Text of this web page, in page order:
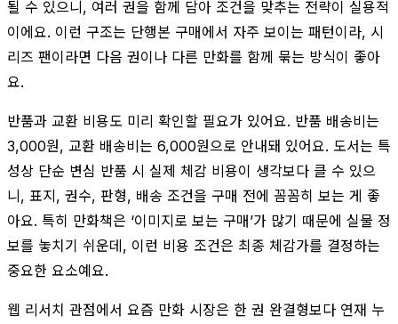
될 수 있으니, 여러 권을 함께 담아 조건을 맞추는 전략이 실용적
이에요. 이런 구조는 단행본 구매에서 자주 보이는 패턴이라, 시
리즈 팬이라면 다음 권이나 다른 만화를 함께 묶는 방식이 좋아
요.
반품과 교환 비용도 미리 확인할 필요가 있어요. 반품 배송비는
3,000원, 교환 배송비는 6,000원으로 안내돼 있어요. 도서는 특
성상 단순 변심 반품 시 실제 체감 비용이 생각보다 클 수 있으
니, 표지, 권수, 판형, 배송 조건을 구매 전에 꼼꼼히 보는 게 좋
아요. 특히 만화책은 ‘이미지로 보는 구매’가 많기 때문에 실물 정
보를 놓치기 쉬운데, 이런 비용 조건은 최종 체감가를 결정하는
중요한 요소예요.
웹 리서치 관점에서 요즘 만화 시장은 한 권 완결형보다 연재 누